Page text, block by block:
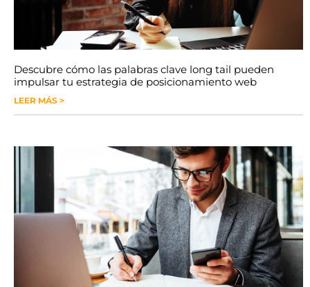
Descubre cómo las palabras clave long tail pueden
impulsar tu estrategia de posicionamiento web
LEER MÁS >